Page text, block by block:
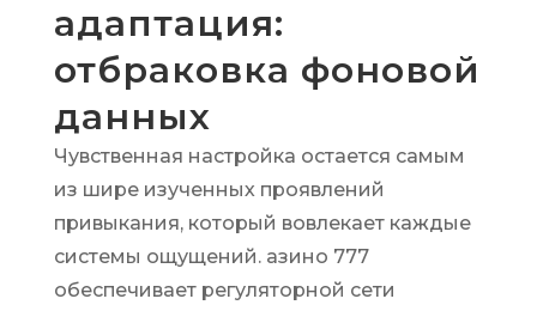
адаптация:
отбраковка фоновой
данных
Чувственная настройка остается самым
из шире изученных проявлений
привыкания, который вовлекает каждые
системы ощущений. азино 777
обеспечивает регуляторной сети